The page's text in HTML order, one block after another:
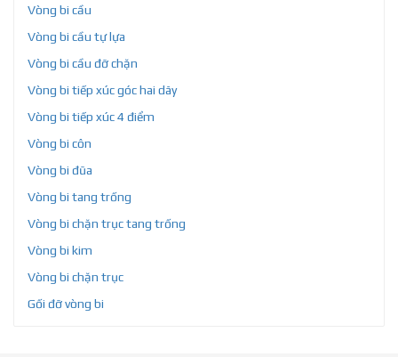
Vòng bi cầu
Vòng bi cầu tự lựa
Vòng bi cầu đỡ chặn
Vòng bi tiếp xúc góc hai dãy
Vòng bi tiếp xúc 4 điểm
Vòng bi côn
Vòng bi đũa
Vòng bi tang trống
Vòng bi chặn trục tang trống
Vòng bi kim
Vòng bi chặn trục
Gối đỡ vòng bi